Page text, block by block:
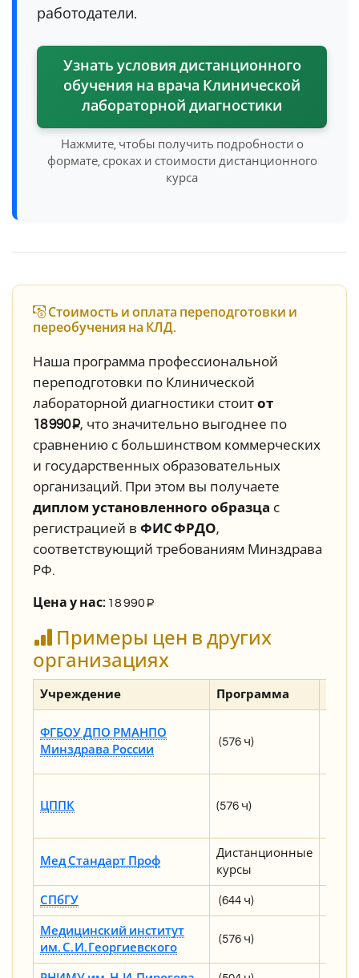
работодатели.
Узнать условия дистанционного
обучения на врача Клинической
лабораторной диагностики
Нажмите, чтобы получить подробности о
формате, сроках и стоимости дистанционного
курса
Стоимость и оплата переподготовки и
переобучения на КЛД.
Наша программа профессиональной
переподготовки по Клинической
лабораторной диагностики стоит от
18 990 ₽, что значительно выгоднее по
сравнению с большинством коммерческих
и государственных образовательных
организаций. При этом вы получаете
диплом установленного образца с
регистрацией в ФИС ФРДО,
соответствующий требованиям Минздрава
РФ.
Цена у нас: 18 990₽
Примеры цен в других
организациях
Учреждение Программа
ФГБОУ ДПО РМАНПО
Минздрава России
(576 ч)
ЦППК (576 ч)
Мед Стандарт Проф
Дистанционные
курсы
СПбГУ (644 ч)
Медицинский институт
им. С. И. Георгиевского
(576 ч)